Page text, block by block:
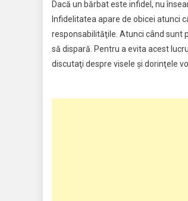
Dacă un bărbat este infidel, nu
Infidelitatea apare de obicei atunci
responsabilităţile. Atunci când sunt
să dispară. Pentru a evita acest
discutaţi despre visele şi dorinţele